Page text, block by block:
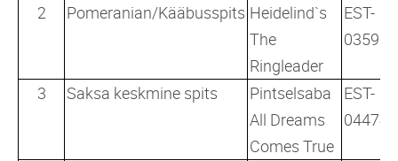
2 Pomeranian/Kääbusspits Heidelind`s
The
Ringleader
EST-
3 Saksa keskmine spits
Pintselsaba
All Dreams
Comes True
EST-